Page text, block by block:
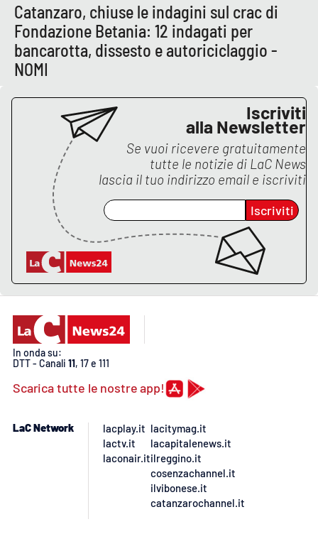
Destinazioni
Eventi
Food
NETWORK
Lacplay.it
Lactv.it
Lacitymag.it
Lacapitalenews.it
Cosenzachannel.it
Catanzaro, chiuse le indagini sul crac di
Fondazione Betania: 12 indagati per
bancarotta, dissesto e autoriciclaggio -
NOMI
Iscriviti
alla Newsletter
Se vuoi ricevere gratuitamente
tutte le notizie di LaC News
lascia il tuo indirizzo email e iscriviti
Iscriviti
In onda su:
DTT - Canali 11, 17 e 111
Scarica tutte le nostre app!
LaC Network
lacplay.it
lactv.it
laconair.it
lacitymag.it
lacapitalenews.it
ilreggino.it
cosenzachannel.it
ilvibonese.it
catanzarochannel.it